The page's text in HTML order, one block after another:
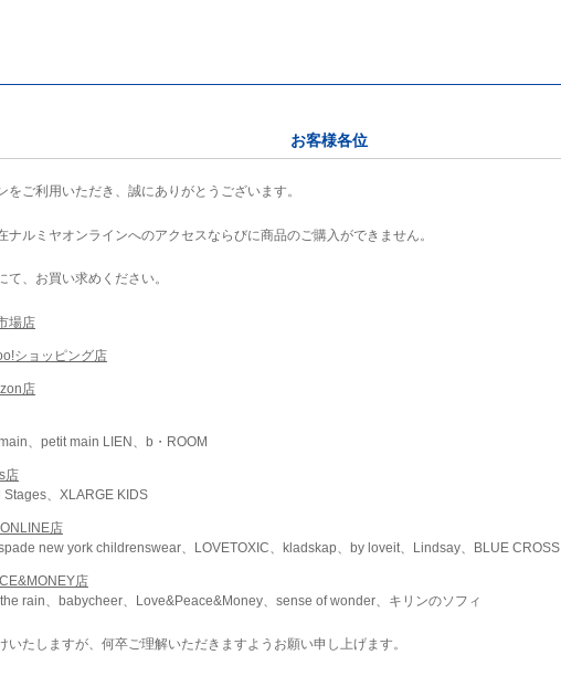
お客様各位
をご利用いただき、誠にありがとうございます。
ナルミヤオンラインへのアクセスならびに商品のご購入ができません。
、お買い求めください。
場店
ショッピング店
店
、petit main LIEN、b・ROOM
店
、XLARGE KIDS
店
new york childrenswear、LOVETOXIC、kladskap、by loveit、Lindsay、BLUE CROSS
店
rain、babycheer、Love&Peace&Money、sense of wonder、キリンのソフィ
いたしますが、何卒ご理解いただきますようお願い申し上げます。